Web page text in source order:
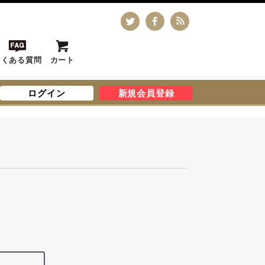
ある質問 カート
ログイン 新規会員登録